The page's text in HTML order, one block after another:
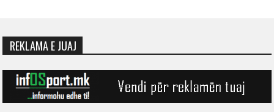
REKLAMA E JUAJ